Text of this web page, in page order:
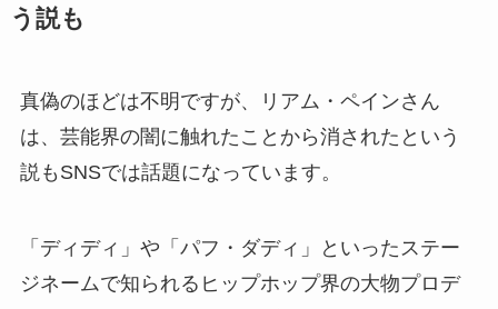
う説も
真偽のほどは不明ですが、リアム・ペインさん
は、芸能界の闇に触れたことから消されたという
説もSNSでは話題になっています。
「ディディ」や「パフ・ダディ」といったステー
ジネームで知られるヒップホップ界の大物プロデ